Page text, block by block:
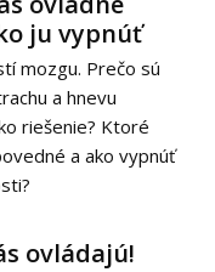
ju vypnúť
mozgu. Prečo sú
a hnevu
riešenie? Ktoré
a ako vypnúť
ovládajú!